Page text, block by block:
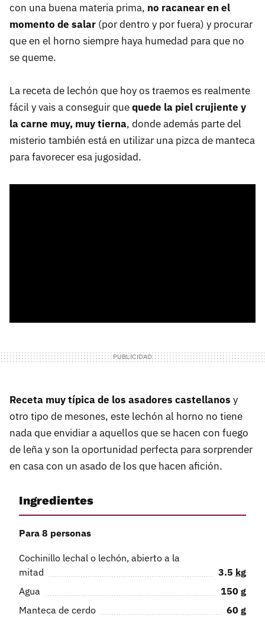
con una buena materia prima, no racanear en el
momento de salar (por dentro y por fuera) y procurar
que en el horno siempre haya humedad para que no
se queme.
La receta de lechón que hoy os traemos es realmente
fácil y vais a conseguir quequede la piel crujiente y
la carne muy, muy tierna, donde además parte del
misterio también está en utilizar una pizca de manteca
para favorecer esa jugosidad.
Receta muy típica de los asadores castellanos y
otro tipo de mesones, este lechón al horno no tiene
nada que envidiar a aquellos que se hacen con fuego
de leña y son la oportunidad perfecta para sorprender
en casa con un asado de los que hacen afición.
Ingredientes
Para 8 personas
Cochinillo lechal o lechón, abierto a la
mitad
3.5 kg
Agua
150 g
Manteca de cerdo
60 g